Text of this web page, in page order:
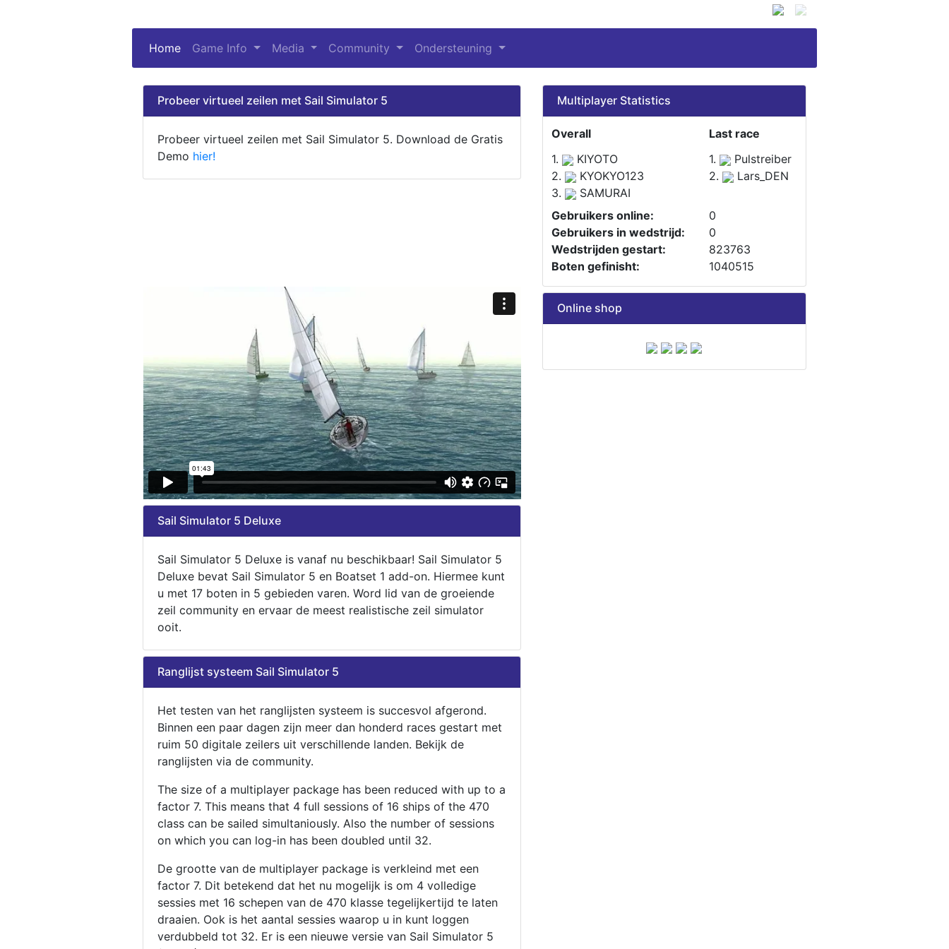
Home (current)
Game Info Media Community Ondersteuning
Probeer virtueel zeilen met Sail Simulator 5
Probeer virtueel zeilen met Sail Simulator 5. Download de Gratis
Demo hier!
Multiplayer Statistics
Overall
Last race
1.
KIYOTO 1.
Pulstreiber
2.
KYOKYO123 2.
Lars_DEN
3.
SAMURAI
Gebruikers online:
0
Gebruikers in wedstrijd:
0
Wedstrijden gestart:
823763
Boten gefinisht:
1040515
Sail Simulator 5 Deluxe
Sail Simulator 5 Deluxe is vanaf nu beschikbaar! Sail Simulator 5
Deluxe bevat Sail Simulator 5 en Boatset 1 add-on. Hiermee kunt
u met 17 boten in 5 gebieden varen. Word lid van de groeiende
zeil community en ervaar de meest realistische zeil simulator
ooit.
Ranglijst systeem Sail Simulator 5
Het testen van het ranglijsten systeem is succesvol afgerond.
Binnen een paar dagen zijn meer dan honderd races gestart met
ruim 50 digitale zeilers uit verschillende landen. Bekijk de
ranglijsten via de community.
The size of a multiplayer package has been reduced with up to a
factor 7. This means that 4 full sessions of 16 ships of the 470
class can be sailed simultaniously. Also the number of sessions
on which you can log-in has been doubled until 32.
De grootte van de multiplayer package is verkleind met een
factor 7. Dit betekend dat het nu mogelijk is om 4 volledige
sessies met 16 schepen van de 470 klasse tegelijkertijd te laten
draaien. Ook is het aantal sessies waarop u in kunt loggen
verdubbeld tot 32. Er is een nieuwe versie van Sail Simulator 5
Online shop